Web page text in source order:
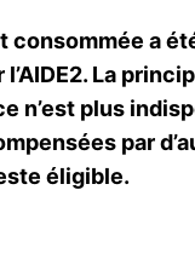
consommée a
La
n’est plus
par
éligible.